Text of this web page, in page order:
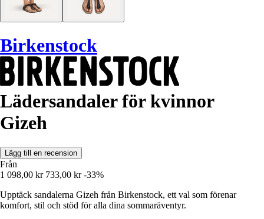
Birkenstock
Lädersandaler för kvinnor
Gizeh
Lägg till en recension
Från
1 098,00 kr 733,00 kr -33%
Upptäck sandalerna Gizeh från Birkenstock, ett val som förenar
komfort, stil och stöd för alla dina sommaräventyr.